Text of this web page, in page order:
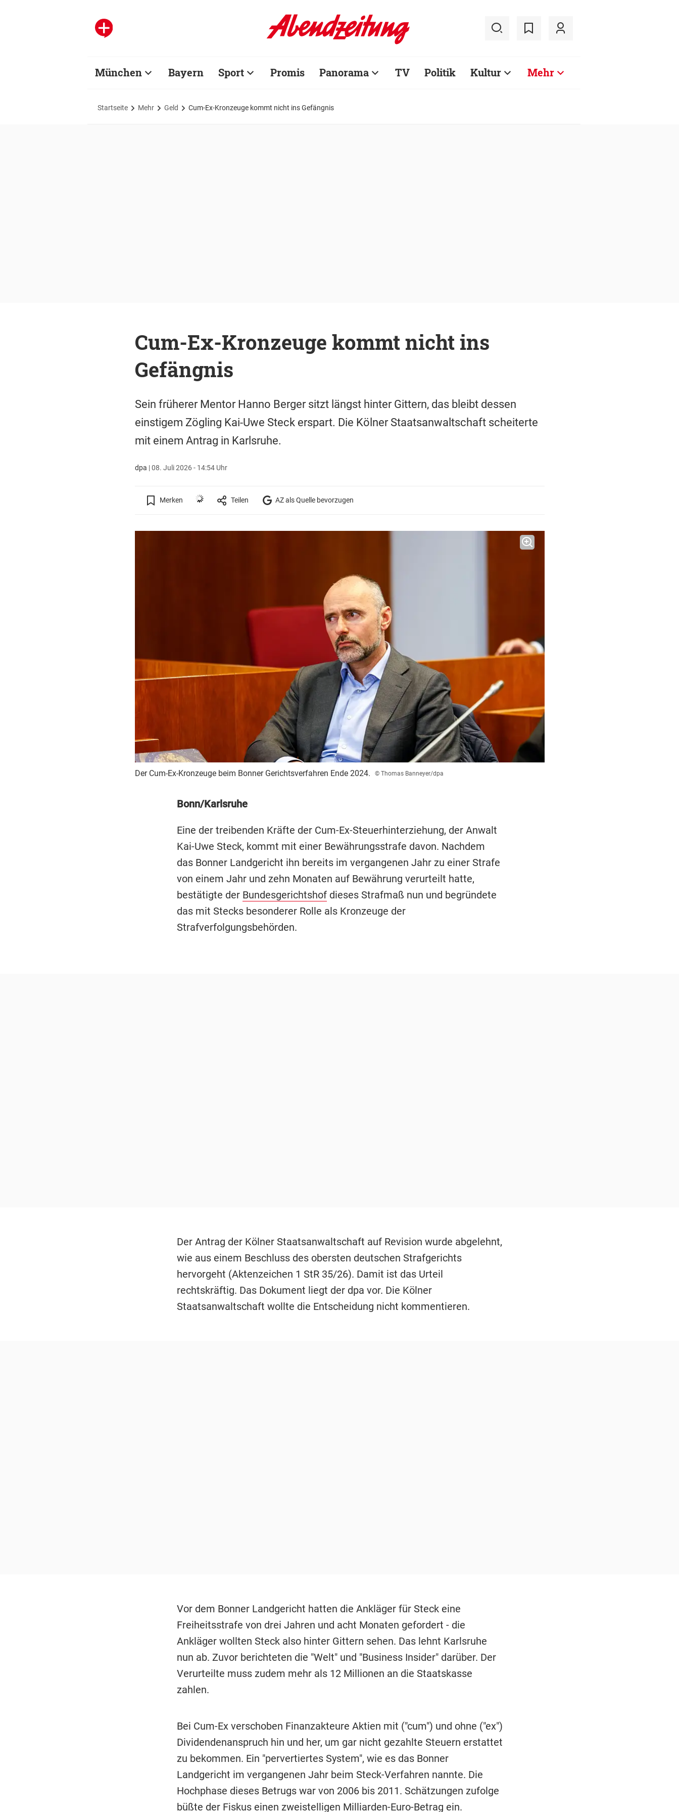
München Bayern Sport Promis Panorama TV Politik Kultur Mehr
Startseite Mehr Geld Cum-Ex-Kronzeuge kommt nicht ins Gefängnis
Cum-Ex-Kronzeuge kommt nicht ins
Gefängnis
Sein früherer Mentor Hanno Berger sitzt längst hinter Gittern, das bleibt dessen
einstigem Zögling Kai-Uwe Steck erspart. Die Kölner Staatsanwaltschaft scheiterte
mit einem Antrag in Karlsruhe.
dpa |08. Juli 2026 - 14:54 Uhr
Merken Teilen AZ als Quelle bevorzugen
Der Cum-Ex-Kronzeuge beim Bonner Gerichtsverfahren Ende 2024. © Thomas Banneyer/dpa
Bonn/Karlsruhe
Eine der treibenden Kräfte der Cum-Ex-Steuerhinterziehung, der Anwalt
Kai-Uwe Steck, kommt mit einer Bewährungsstrafe davon. Nachdem
das Bonner Landgericht ihn bereits im vergangenen Jahr zu einer Strafe
von einem Jahr und zehn Monaten auf Bewährung verurteilt hatte,
bestätigte der Bundesgerichtshofdieses Strafmaß nun und begründete
das mit Stecks besonderer Rolle als Kronzeuge der
Strafverfolgungsbehörden.
Der Antrag der Kölner Staatsanwaltschaft auf Revision wurde abgelehnt,
wie aus einem Beschluss des obersten deutschen Strafgerichts
hervorgeht (Aktenzeichen 1 StR 35/26). Damit ist das Urteil
rechtskräftig. Das Dokument liegt der dpa vor. Die Kölner
Staatsanwaltschaft wollte die Entscheidung nicht kommentieren.
Vor dem Bonner Landgericht hatten die Ankläger für Steck eine
Freiheitsstrafe von drei Jahren und acht Monaten gefordert - die
Ankläger wollten Steck also hinter Gittern sehen. Das lehnt Karlsruhe
nun ab. Zuvor berichteten die "Welt" und "Business Insider" darüber. Der
Verurteilte muss zudem mehr als 12 Millionen an die Staatskasse
zahlen.
Bei Cum-Ex verschoben Finanzakteure Aktien mit ("cum") und ohne ("ex")
Dividendenanspruch hin und her, um gar nicht gezahlte Steuern erstattet
zu bekommen. Ein "pervertiertes System", wie es das Bonner
Landgericht im vergangenen Jahr beim Steck-Verfahren nannte. Die
Hochphase dieses Betrugs war von 2006 bis 2011. Schätzungen zufolge
büßte der Fiskus einen zweistelligen Milliarden-Euro-Betrag ein.